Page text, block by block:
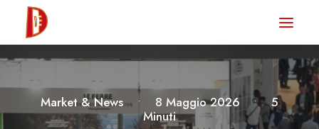
HOME
NEWS
DEGUSTA TV
Market & News • 8 Maggio 2026 •
5
Minuti